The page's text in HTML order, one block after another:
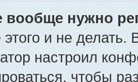
вообще нужно
и не делать.
настроил
чтобы